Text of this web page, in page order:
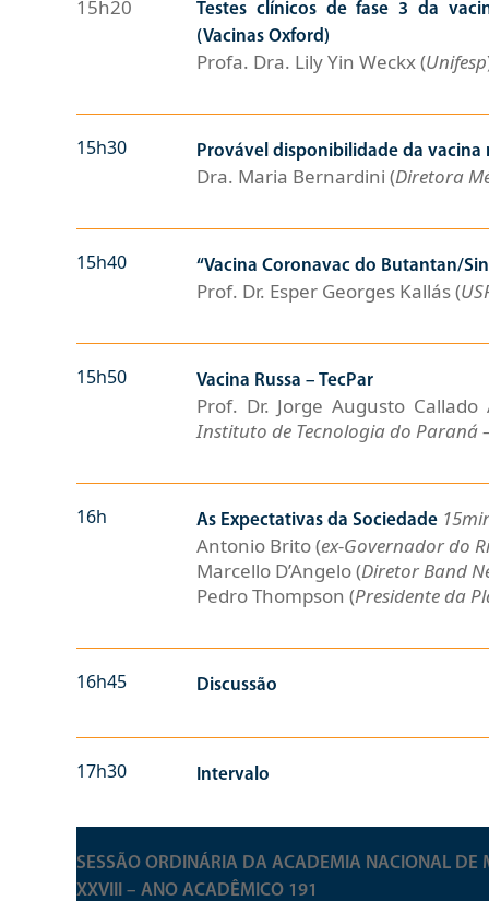
15h20
Testes clínicos de fase 3 da
(Vacinas Oxford)
Profa. Dra. Lily Yin Weckx (Unifesp
15h30 Provável disponibilidade da vacina
Dra. Maria Bernardini (Diretora
15h40 “Vacina Coronavac do Butantan/
Prof. Dr. Esper Georges Kallás (
15h50 Vacina Russa – TecPar
Prof. Dr. Jorge Augusto Callado
Instituto de Tecnologia do Paraná –
16h As Expectativas da Sociedade
Antonio Brito (ex-Governador do
Marcello D’Angelo (Diretor Band
Pedro Thompson (Presidente da
16h45 Discussão
17h30 Intervalo
SESSÃO ORDINÁRIA DA ACADEMIA NACIONAL DE
XXVIII – ANO ACADÊMICO 191